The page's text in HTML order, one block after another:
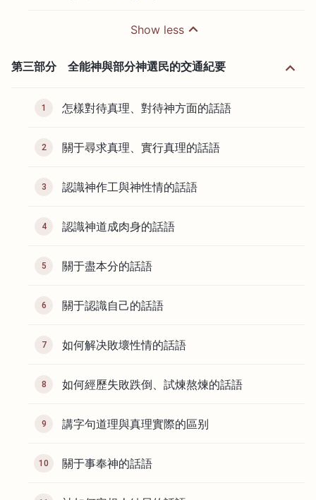
Show less
第三部分 全能神與部分神選民的交通紀要
1 怎樣對待真理、對待神方面的話語
2 關于尋求真理、實行真理的話語
3 認識神作工與神性情的話語
4 認識神道成肉身的話語
5 關于盡本分的話語
6 關于認識自己的話語
7 如何解决敗壞性情的話語
8 如何經歷失敗跌倒、試煉熬煉的話語
9 講字句道理與真理實際的區别
10 關于事奉神的話語